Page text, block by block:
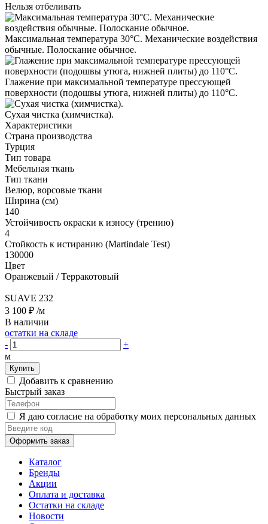
Нельзя отбеливать
Максимальная температура 30°С. Механические воздействия
обычные. Полоскание обычное.
Глажение при максимальной температуре прессующей
поверхности (подошвы утюга, нижней плиты) до 110°С.
Cухая чистка (химчистка).
Характеристики
Страна производства
Турция
Тип товара
Мебельная ткань
Тип ткани
Велюр, ворсовые ткани
Ширина (см)
140
Устойчивость окраски к износу (трению)
4
Стойкость к истиранию (Martindale Test)
130000
Цвет
Оранжевый / Терракотовый
SUAVE 232
3 100 ₽ /м
В наличии
остатки на складе
-
+
м
Купить
Добавить к сравнению
Быстрый заказ
Я даю согласие на обработку моих персональных данных
Оформить заказ
Каталог
Бренды
Акции
Оплата и доставка
Остатки на складе
Новости